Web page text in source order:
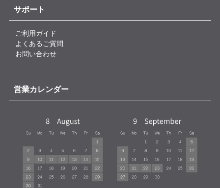
サポート
ご利用ガイド
よくあるご質問
お問い合わせ
営業カレンダー